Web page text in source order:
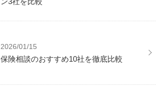
2026/01/15
保険相談のおすすめ10社を徹底比較